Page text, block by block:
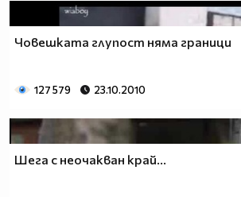
Човешката глупост няма граници
127 579 23.10.2010
Шега с неочакван край...